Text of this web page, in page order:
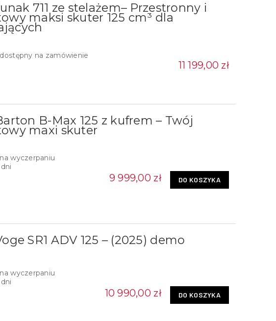
711 ze stelażem– Przestronny i
maksi skuter 125 cm³ dla
dostępny na zamówienie
11 199,00 zł
B-Max 125 z kufrem – Twój
maxi skuter
na wyczerpaniu
9 999,00 zł DO KOSZYKA
SR1 ADV 125 – (2025) demo
na wyczerpaniu
10 990,00 zł DO KOSZYKA